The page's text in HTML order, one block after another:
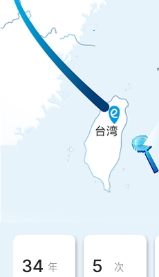
34 年
5
次